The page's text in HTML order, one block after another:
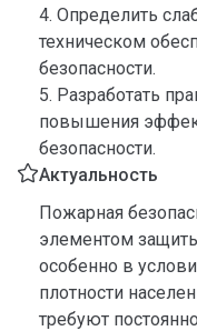
4. Определить
техническом
безопасности.
5. Разработать
повышения
безопасности.
Актуальность
Пожарная
элементом
особенно в
плотности
требуют